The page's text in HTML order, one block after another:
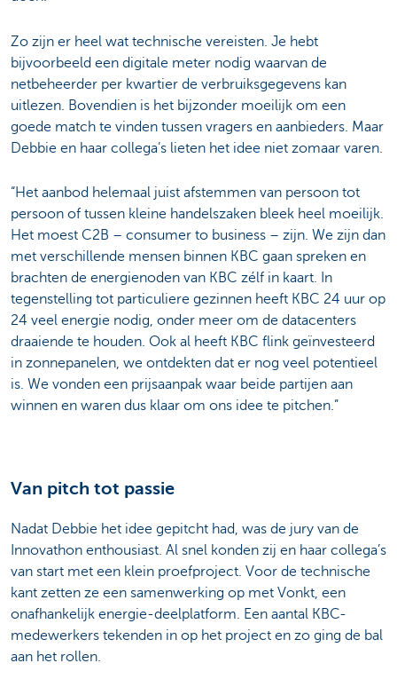
Zo zijn er heel wat technische vereisten. Je hebt
bijvoorbeeld een digitale meter nodig waarvan de
netbeheerder per kwartier de verbruiksgegevens kan
uitlezen. Bovendien is het bijzonder moeilijk om een
goede match te vinden tussen vragers en aanbieders. Maar
Debbie en haar collega’s lieten het idee niet zomaar varen.
“Het aanbod helemaal juist afstemmen van persoon tot
persoon of tussen kleine handelszaken bleek heel moeilijk.
Het moest C2B – consumer to business – zijn. We zijn dan
met verschillende mensen binnen KBC gaan spreken en
brachten de energienoden van KBC zélf in kaart. In
tegenstelling tot particuliere gezinnen heeft KBC 24 uur op
24 veel energie nodig, onder meer om de datacenters
draaiende te houden. Ook al heeft KBC flink geïnvesteerd
in zonnepanelen, we ontdekten dat er nog veel potentieel
is. We vonden een prijsaanpak waar beide partijen aan
winnen en waren dus klaar om ons idee te pitchen.”
Van pitch tot passie
Nadat Debbie het idee gepitcht had, was de jury van de
Innovathon enthousiast. Al snel konden zij en haar collega’s
van start met een klein proefproject. Voor de technische
kant zetten ze een samenwerking op met Vonkt, een
onafhankelijk energie-deelplatform. Een aantal KBC-
medewerkers tekenden in op het project en zo ging de bal
aan het rollen.